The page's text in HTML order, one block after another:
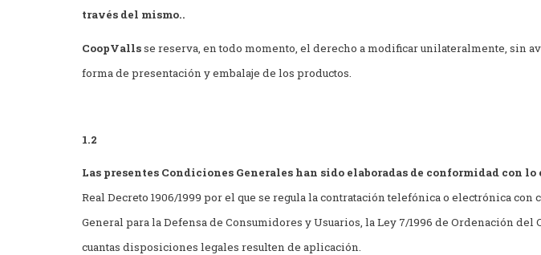
través del mismo..
CoopVallsse reserva, en todo momento, el derecho a modificar unilateralmente, sin
forma de presentación y embalaje de los productos.
1.2
Las presentes Condiciones Generales han sido elaboradas de conformidad con
Real Decreto 1906/1999 por el que se regula la contratación telefónica o electrónica
General para la Defensa de Consumidores y Usuarios, la Ley 7/1996 de Ordenación
cuantas disposiciones legales resulten de aplicación.